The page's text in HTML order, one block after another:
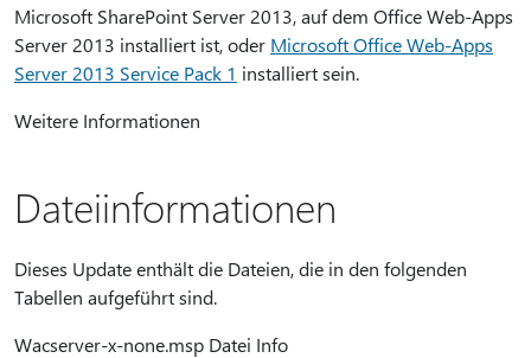
Microsoft SharePoint Server 2013, auf dem Office Web-Apps
Server 2013 installiert ist, oder Microsoft Office Web-Apps
Server 2013 Service Pack 1 installiert sein.
Weitere Informationen
Dateiinformationen
Dieses Update enthält die Dateien, die in den folgenden
Tabellen aufgeführt sind.
Wacserver-x-none.msp Datei Info